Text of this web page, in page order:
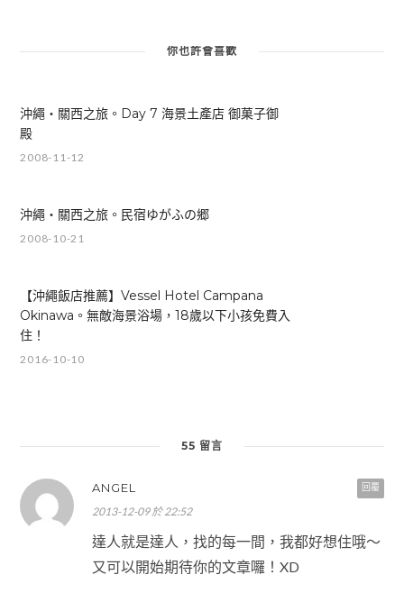
你也許會喜歡
沖繩‧關西之旅。Day 7 海景土產店 御菓子御
殿
2008-11-12
沖繩‧關西之旅。民宿ゆがふの郷
2008-10-21
【沖繩飯店推薦】Vessel Hotel Campana
Okinawa。無敵海景浴場，18歲以下小孩免費入
住！
2016-10-10
55 留言
回覆
ANGEL
2013-12-09 於 22:52
達人就是達人，找的每一間，我都好想住哦～
又可以開始期待你的文章囉！XD